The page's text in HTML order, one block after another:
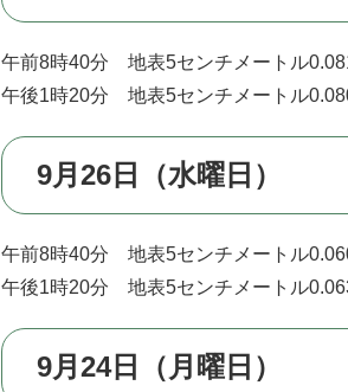
午前8時40分 地表5センチメートル
午後1時20分 地表5センチメートル
9月26日（水曜日）
午前8時40分 地表5センチメートル
午後1時20分 地表5センチメートル
9月24日（月曜日）